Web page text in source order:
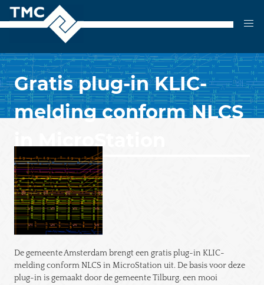
to
content
Gratis plug-in KLIC-
melding conform NLCS
in MicroStation
De gemeente Amsterdam brengt een gratis plug-in KLIC-
melding conform NLCS in MicroStation uit. De basis voor deze
plug-in is gemaakt door de gemeente Tilburg, een mooi